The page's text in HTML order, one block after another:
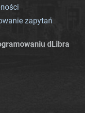
zapytań
dLibra